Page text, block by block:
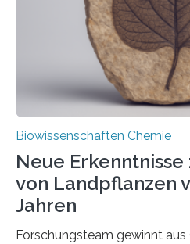
Funktionsfähigkeit der
Studie wurde am 28. Oktober
Fachzeitschrift…
Biowissenschaften Chemie
Neue
von Landpflanzen
Jahren
Forschungsteam gewinnt aus